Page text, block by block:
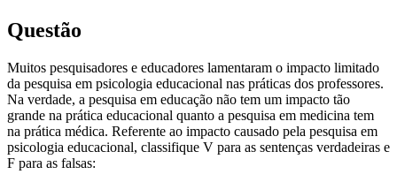
Questão
Muitos pesquisadores e educadores lamentaram o impacto limitado
da pesquisa em psicologia educacional nas práticas dos professores.
Na verdade, a pesquisa em educação não tem um impacto tão
grande na prática educacional quanto a pesquisa em medicina tem
na prática médica. Referente ao impacto causado pela pesquisa em
psicologia educacional, classifique V para as sentenças verdadeiras e
F para as falsas: